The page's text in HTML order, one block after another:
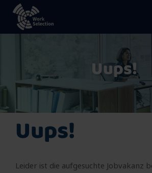
Uups!
Uups!
Leider ist die aufgesuchte Jobvakanz